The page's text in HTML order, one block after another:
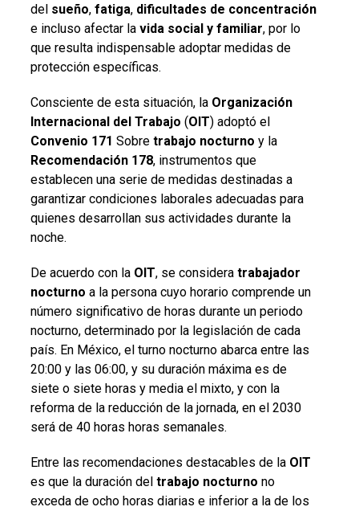
del sueño, fatiga, dificultades de concentración
e incluso afectar la vida social y familiar, por lo
que resulta indispensable adoptar medidas de
protección específicas.
Consciente de esta situación, la Organización
Internacional del Trabajo (OIT) adoptó el
Convenio 171 Sobre trabajo nocturno y la
Recomendación 178, instrumentos que
establecen una serie de medidas destinadas a
garantizar condiciones laborales adecuadas para
quienes desarrollan sus actividades durante la
noche.
De acuerdo con la OIT, se considera trabajador
nocturno a la persona cuyo horario comprende un
número significativo de horas durante un periodo
nocturno, determinado por la legislación de cada
país. En México, el turno nocturno abarca entre las
20:00 y las 06:00, y su duración máxima es de
siete o siete horas y media el mixto, y con la
reforma de la reducción de la jornada, en el 2030
será de 40 horas horas semanales.
Entre las recomendaciones destacables de la OIT
es que la duración del trabajo nocturno no
exceda de ocho horas diarias e inferior a la de los